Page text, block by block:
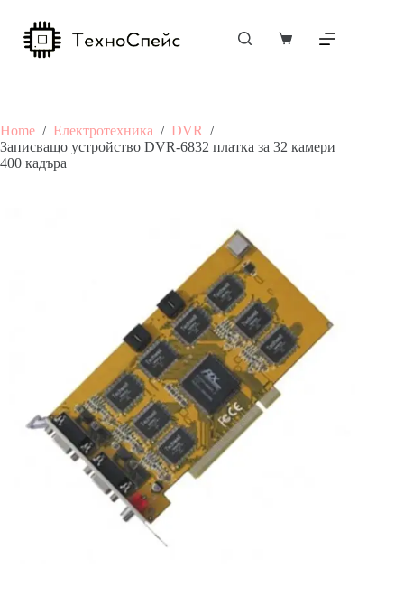
content
Shopping
Home / Електротехника / DVR /
Записващо устройство DVR-6832 платка за 32 камери
400 кадъра